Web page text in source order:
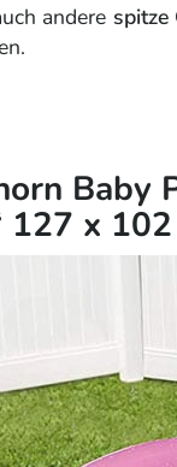
andere spitze
Baby
127 x